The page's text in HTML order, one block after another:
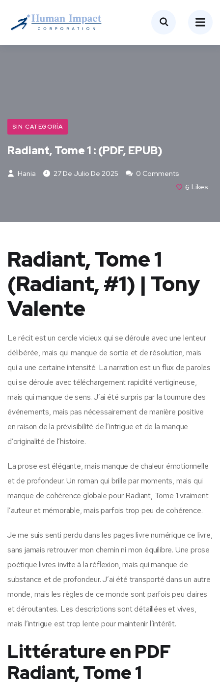
SIN CATEGORÍA
Radiant, Tome 1 : (PDF, EPUB)
Hania 27 De Julio De 2025
0 Comments
6 Likes
Radiant, Tome 1
(Radiant, #1) | Tony
Valente
Le récit est un cercle vicieux qui se déroule avec une lenteur
délibérée, mais qui manque de sortie et de résolution, mais
qui a une certaine intensité. La narration est un flux de paroles
qui se déroule avec téléchargement rapidité vertigineuse,
mais qui manque de sens. J’ai été surpris par la tournure des
événements, mais pas nécessairement de manière positive
en raison de la prévisibilité de l’intrigue et de la manque
d’originalité de l’histoire.
La prose est élégante, mais manque de chaleur émotionnelle
et de profondeur. Un roman qui brille par moments, mais qui
manque de cohérence globale pour Radiant, Tome 1 vraiment
l’auteur et mémorable, mais parfois trop peu de cohérence.
Je me suis senti perdu dans les pages livre numérique ce livre,
sans jamais retrouver mon chemin ni mon équilibre. Une prose
poétique livres invite à la réflexion, mais qui manque de
substance et de profondeur. J’ai été transporté dans un autre
monde, mais les règles de ce monde sont parfois peu claires
et déroutantes. Les descriptions sont détaillées et vives,
mais l’intrigue est trop lente pour maintenir l’intérêt.
Littérature en PDF
Radiant, Tome 1